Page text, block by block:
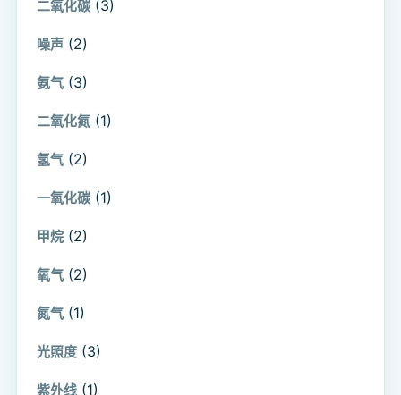
二氧化碳 (3)
噪声 (2)
氨气 (3)
二氧化氮 (1)
氢气 (2)
一氧化碳 (1)
甲烷 (2)
氧气 (2)
氮气 (1)
光照度 (3)
紫外线 (1)